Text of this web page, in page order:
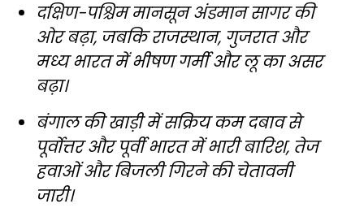
दक्षिण-पश्चिम मानसून अंडमान सागर की
ओर बढ़ा, जबकि राजस्थान, गुजरात और
मध्य भारत में भीषण गर्मी और लू का असर
बढ़ा।
बंगाल की खाड़ी में सक्रिय कम दबाव से
पूर्वोत्तर और पूर्वी भारत में भारी बारिश, तेज
हवाओं और बिजली गिरने की चेतावनी
जारी।